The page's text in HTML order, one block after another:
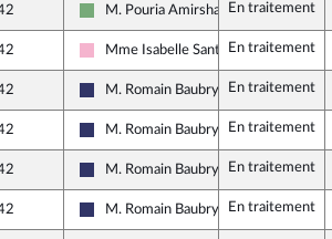
Écologiste et Social
M. Pouria AmirshahiEn traitement
Socialistes et apparentés
Mme Isabelle SantiagoEn traitement
Rassemblement National
M. Romain Baubry En traitement
Rassemblement National
M. Romain Baubry En traitement
Rassemblement National
M. Romain Baubry En traitement
Rassemblement National
M. Romain Baubry En traitement